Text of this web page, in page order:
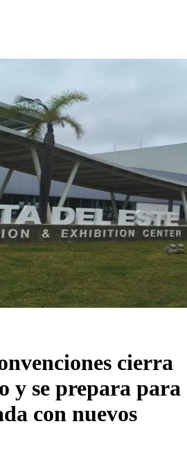
cierra
y se prepara para
con nuevos